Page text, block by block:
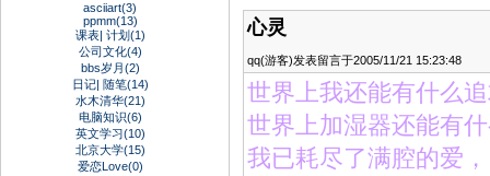
asciiart(3)
ppmm(13)
课表| 计划(1)
公司文化(4)
bbs岁月(2)
日记| 随笔(14)
水木清华(21)
电脑知识(6)
英文学习(10)
北京大学(15)
爱恋Love(0)
心灵
qq(游客)发表留言于2005/11/21 15:23:48
世界上我还能有什么
世界上加湿器还能有
我已耗尽了满腔的爱，